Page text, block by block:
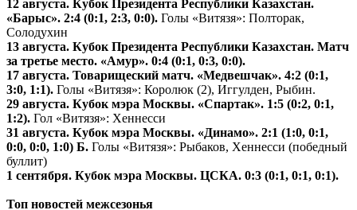
12 августа. Кубок Президента Республики Казахстан.
«Барыс». 2:4 (0:1, 2:3, 0:0). Голы «Витязя»: Полторак,
Солодухин
13 августа. Кубок Президента Республики Казахстан. Матч
за третье место. «Амур». 0:4 (0:1, 0:3, 0:0).
17 августа. Товарищеский матч. «Медвешчак». 4:2 (0:1,
3:0, 1:1). Голы «Витязя»: Королюк (2), Иггулден, Рыбин.
29 августа. Кубок мэра Москвы. «Спартак». 1:5 (0:2, 0:1,
1:2). Гол «Витязя»: Хеннесси
31 августа. Кубок мэра Москвы. «Динамо». 2:1 (1:0, 0:1,
0:0, 0:0, 1:0) Б. Голы «Витязя»: Рыбаков, Хеннесси (победный
буллит)
1 сентября. Кубок мэра Москвы. ЦСКА. 0:3 (0:1, 0:1, 0:1).
Топ новостей межсезонья